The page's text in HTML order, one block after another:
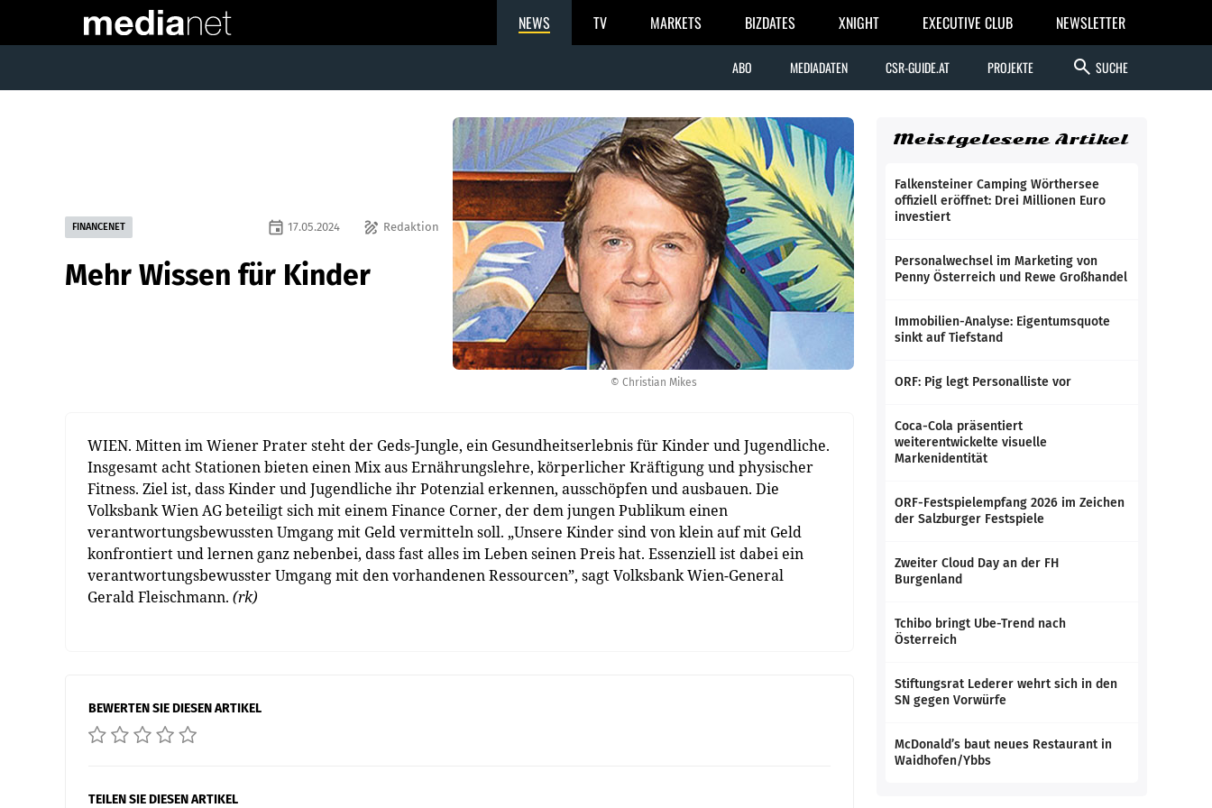
NEWS TV MARKETS BIZDATES XNIGHT EXECUTIVE CLUB NEWSLETTER
ABO MEDIADATEN CSR-GUIDE.AT PROJEKTE search SUCHE
© Christian Mikes
FINANCENET draw Redaktion
event 17.05.2024
Mehr Wissen für Kinder
WIEN. Mitten im Wiener Prater steht der Geds-Jungle, ein Gesundheitserlebnis für Kinder und Jugendliche.
Insgesamt acht Stationen bieten einen Mix aus Ernährungslehre, körperlicher Kräftigung und physischer
Fitness. Ziel ist, dass Kinder und Jugendliche ihr Potenzial erkennen, ausschöpfen und ausbauen. Die
Volksbank Wien AG beteiligt sich mit einem Finance Corner, der dem jungen Publikum einen
verantwortungsbewussten Umgang mit Geld vermitteln soll. „Unsere Kinder sind von klein auf mit Geld
konfrontiert und lernen ganz nebenbei, dass fast alles im Leben seinen Preis hat. Essenziell ist dabei ein
verantwortungsbewusster Umgang mit den vorhandenen Ressourcen”, sagt Volksbank Wien-General
Gerald Fleischmann. (rk)
BEWERTEN SIE DIESEN ARTIKEL
TEILEN SIE DIESEN ARTIKEL
Meistgelesene Artikel
Falkensteiner Camping Wörthersee
offiziell eröffnet: Drei Millionen Euro
investiert
Personalwechsel im Marketing von
Penny Österreich und Rewe Großhandel
Immobilien-Analyse: Eigentumsquote
sinkt auf Tiefstand
ORF: Pig legt Personalliste vor
Coca-Cola präsentiert
weiterentwickelte visuelle
Markenidentität
ORF-Festspielempfang 2026 im Zeichen
der Salzburger Festspiele
Zweiter Cloud Day an der FH
Burgenland
Tchibo bringt Ube-Trend nach
Österreich
Stiftungsrat Lederer wehrt sich in den
SN gegen Vorwürfe
McDonald’s baut neues Restaurant in
Waidhofen/Ybbs